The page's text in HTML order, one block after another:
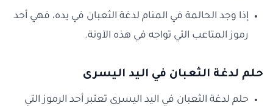
إذا وجد الحالمة في المنام لدغة الثعبان في يده، فهي أحد
رموز المتاعب التي تواجه في هذه الآونة.
حلم لدغة الثعبان في اليد اليسرى
حلم لدغة الثعبان في اليد اليسرى تعتبر أحد الرموز التي